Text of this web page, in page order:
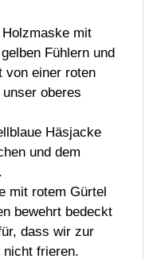
mit
Fühlern und
von einer roten
oberes
Häsjacke
und dem
mit rotem Gürtel
bewehrt bedeckt
dass wir zur
frieren.